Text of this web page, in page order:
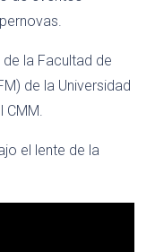
la Facultad de
de la Universidad
CMM.
el lente de la